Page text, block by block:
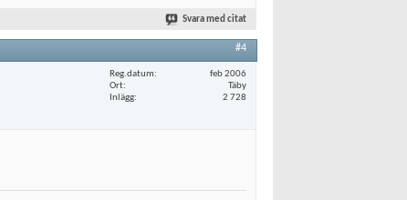
Svara med citat
#4
Reg.datum
feb 2006
Ort
Täby
Inlägg
2 728